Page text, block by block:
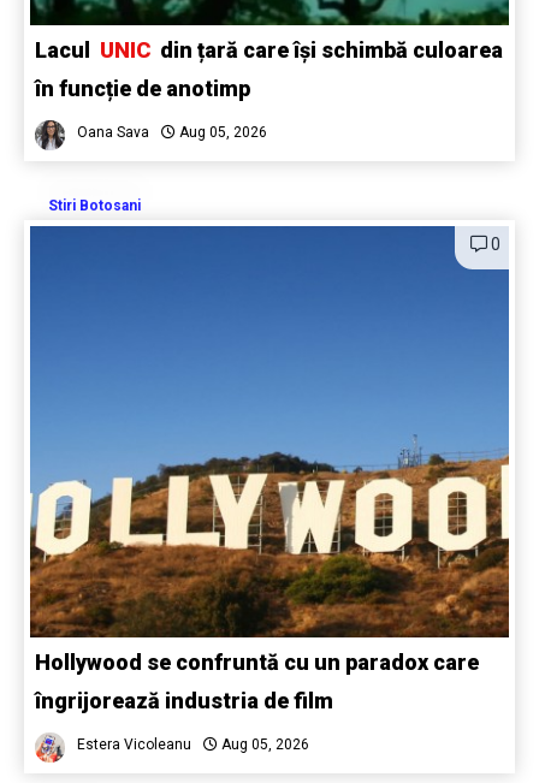
Lacul UNIC din țară care își schimbă culoarea
în funcție de anotimp
Oana Sava Aug 05, 2026
Stiri Botosani
0
Hollywood se confruntă cu un paradox care
îngrijorează industria de film
Estera Vicoleanu Aug 05, 2026